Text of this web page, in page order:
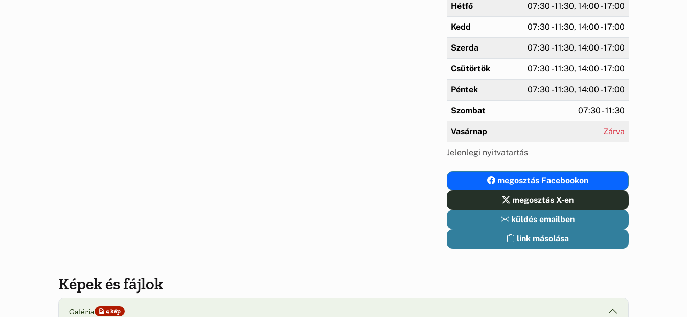
Hétfő 07:30 - 11:30, 14:00 - 17:00
Kedd 07:30 - 11:30, 14:00 - 17:00
Szerda 07:30 - 11:30, 14:00 - 17:00
Csütörtök 07:30 - 11:30, 14:00 - 17:00
Péntek 07:30 - 11:30, 14:00 - 17:00
Szombat 07:30 - 11:30
Vasárnap Zárva
Jelenlegi nyitvatartás
megosztás Facebookon
megosztás X-en
küldés emailben
link másolása
Képek és fájlok
Galéria 4 kép